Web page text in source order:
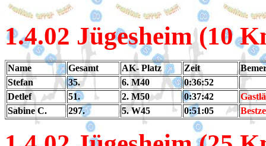
1.4.02 Jügesheim (10
Name Gesamt AK- Platz Zeit
Stefan
35. 6. M40
0:36:52
Detlef
51. 2. M50 0:37:42
Sabine C.
297. 5. W45 0:51:05